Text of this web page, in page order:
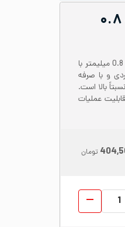
ورق رول استیل ۴۳۰ عرض ۱۲۵۰ ضخامت ۰.۸
رول یا کویل ورق از آلیاژ استیل 430 یا 1.4016 با سطح براق BA و ضخامت 0.8 میلیمتر با
و با صرفه
بالا است.
ولی قابلیت عملیات
تومان
ورق رول استیل 430 عرض 1250 ضخامت 0.8 براق BA عدد